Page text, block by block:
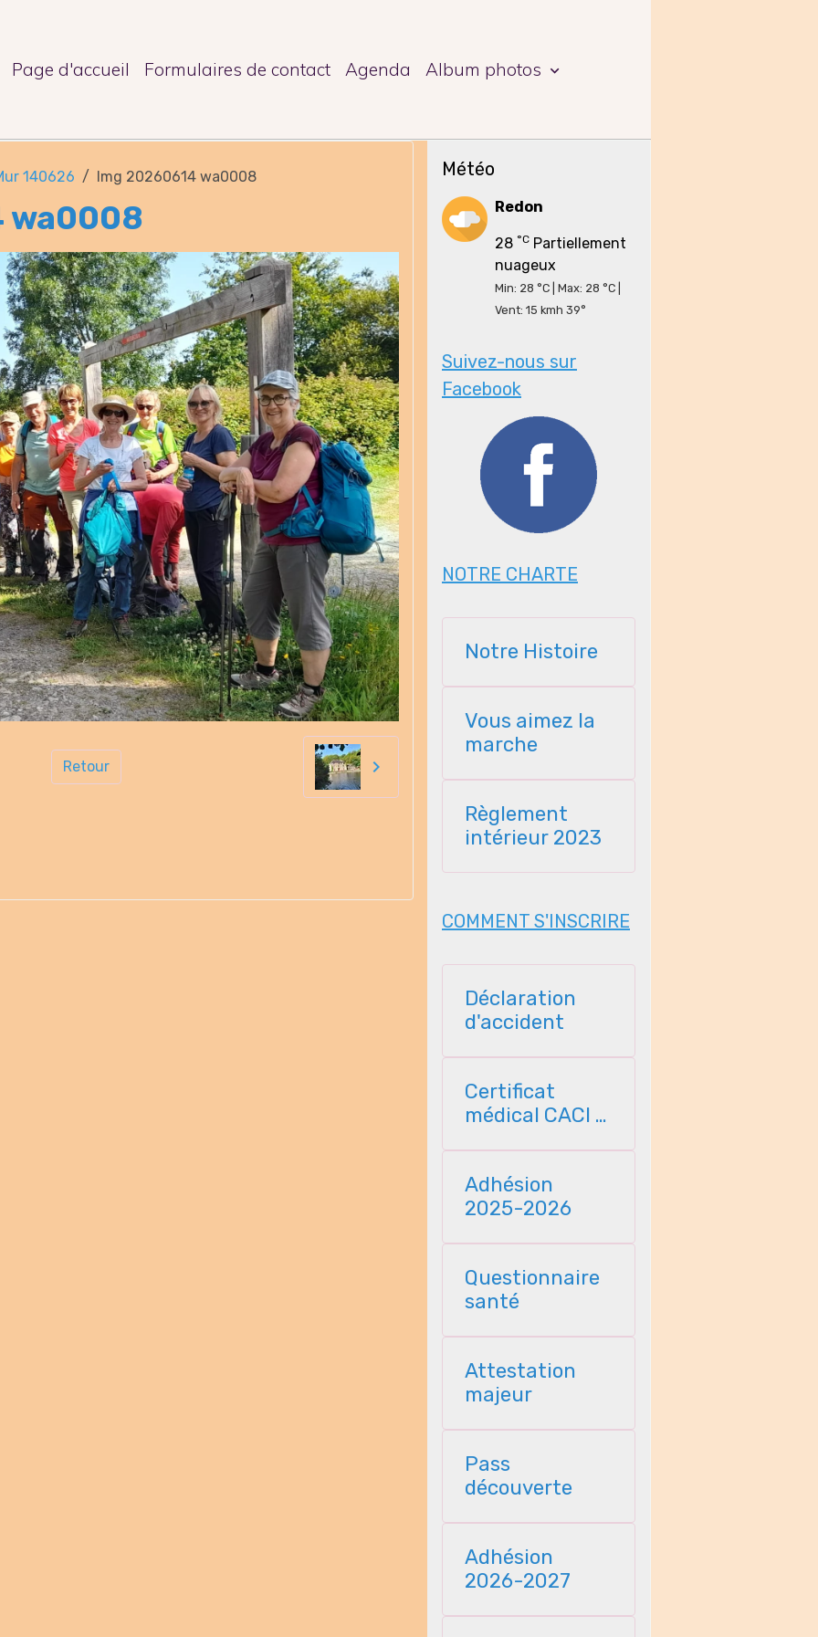
Page d'accueil Formulaires de contact Agenda Album photos
140626 Img 20260614 wa0008
wa0008
Retour
Météo
Redon
28 °C Partiellement
nuageux
Min: 28 °C | Max: 28 °C |
Vent: 15 kmh 39°
Suivez-nous sur
Facebook
NOTRE CHARTE
Notre Histoire
Vous aimez la
marche
Règlement
intérieur 2023
COMMENT S'INSCRIRE
Déclaration
d'accident
Certificat
médical CACI -
Adhésion
2025-2026
Questionnaire
santé
Attestation
majeur
Pass
découverte
Adhésion
2026-2027